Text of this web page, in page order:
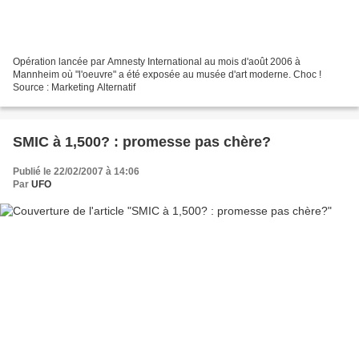
Opération lancée par Amnesty International au mois d'août 2006 à
Mannheim où "l'oeuvre" a été exposée au musée d'art moderne. Choc !
Source : Marketing Alternatif
SMIC à 1,500? : promesse pas chère?
Publié le 22/02/2007 à 14:06
Par UFO